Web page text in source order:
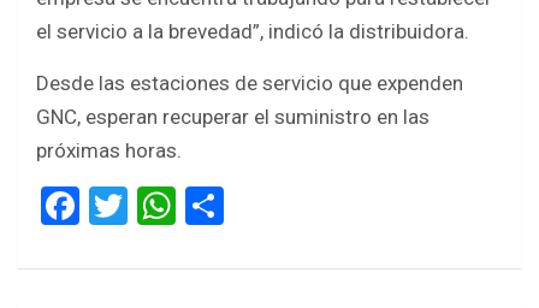
el servicio a la brevedad”, indicó la distribuidora.
Desde las estaciones de servicio que expenden
GNC, esperan recuperar el suministro en las
próximas horas.
F
ce
T
tt
W
at ar